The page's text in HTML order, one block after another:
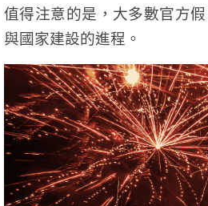
值得注意的是，大多數官方
與國家建設的進程。